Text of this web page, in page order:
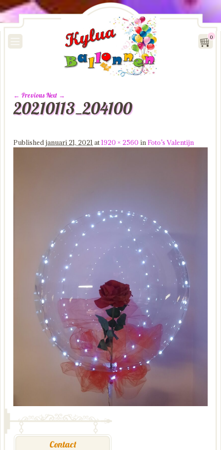
0
Image navigation
← Previous Next →
20210113_204100
Publishedjanuari 21, 2021at1920 × 2560 inFoto’s Valentijn
Contact